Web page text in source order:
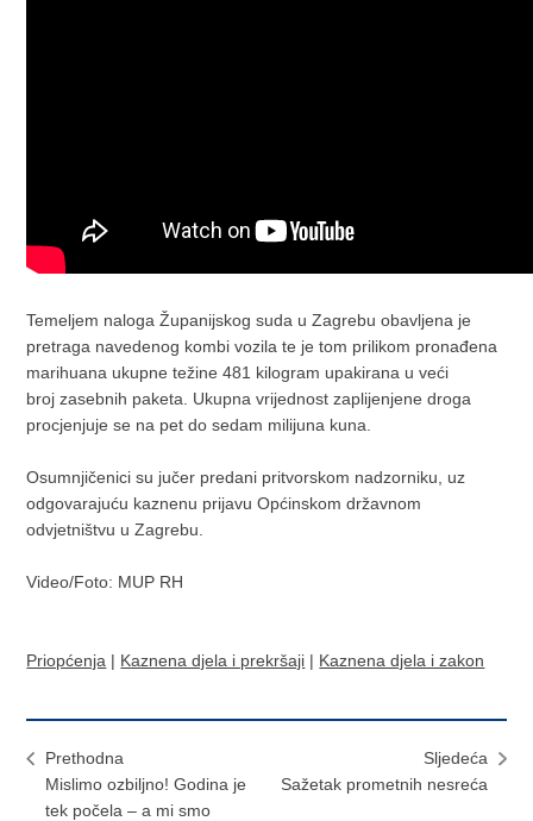
Temeljem naloga Županijskog suda u Zagrebu obavljena je
pretraga navedenog kombi vozila te je tom prilikom pronađena
marihuana ukupne težine 481 kilogram upakirana u veći
broj zasebnih paketa. Ukupna vrijednost zaplijenjene droga
procjenjuje se na pet do sedam milijuna kuna.
Osumnjičenici su jučer predani pritvorskom nadzorniku, uz
odgovarajuću kaznenu prijavu Općinskom državnom
odvjetništvu u Zagrebu.
Video/Foto: MUP RH
Priopćenja | Kaznena djela i prekršaji | Kaznena djela i zakon
Prethodna
Mislimo ozbiljno! Godina je
tek počela – a mi smo
Sljedeća
Sažetak prometnih nesreća